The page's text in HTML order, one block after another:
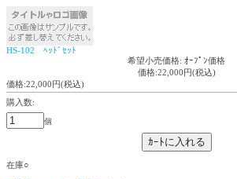
HS-102 ﾍｯﾄﾞｾｯﾄ
希望小売価格: ｵｰﾌﾟﾝ価格
価格:22,000円(税込)
価格:22,000円(税込)
購入数:
個
在庫○